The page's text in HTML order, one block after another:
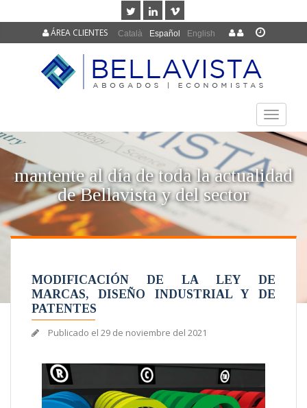
Català Español English
ÁREA CLIENTES
TOGGLE
mantente al día de toda la actualidad
de Bellavista y del sector
MODIFICACIÓN DE LA LEY DE
MARCAS, DISEÑO INDUSTRIAL Y DE
PATENTES
Publicado el 29 de noviembre del 2021